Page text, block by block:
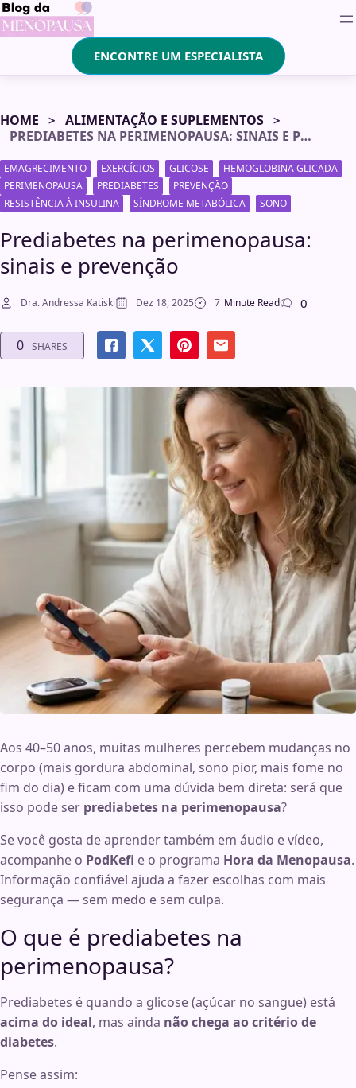
ENCONTRE UM ESPECIALISTA
HOME
ALIMENTAÇÃO E SUPLEMENTOS
PREDIABETES NA PERIMENOPAUSA: SINAIS E PREVENÇÃO
EMAGRECIMENTO EXERCÍCIOS GLICOSE
HEMOGLOBINA GLICADA
PERIMENOPAUSA
PREDIABETES
PREVENÇÃO
RESISTÊNCIA À INSULINA
SÍNDROME METABÓLICA SONO
Prediabetes na perimenopausa:
sinais e prevenção
Dra. Andressa Katiski Dez 18, 2025 7 Minute Read 0
0 SHARES
Aos 40–50 anos, muitas mulheres percebem mudanças no
corpo (mais gordura abdominal, sono pior, mais fome no
fim do dia) e ficam com uma dúvida bem direta: será que
isso pode ser prediabetes na perimenopausa?
Se você gosta de aprender também em áudio e vídeo,
acompanhe o PodKefi e o programa Hora da Menopausa.
Informação confiável ajuda a fazer escolhas com mais
segurança — sem medo e sem culpa.
O que é prediabetes na
perimenopausa?
Prediabetes é quando a glicose (açúcar no sangue) está
acima do ideal, mas ainda não chega ao critério de
diabetes.
Pense assim: